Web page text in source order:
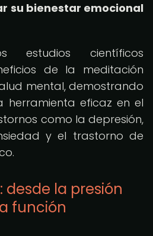
su bienestar emocional
estudios científicos
de la meditación
mental, demostrando
herramienta eficaz en el
como la depresión,
y el trastorno de
desde la presión
función